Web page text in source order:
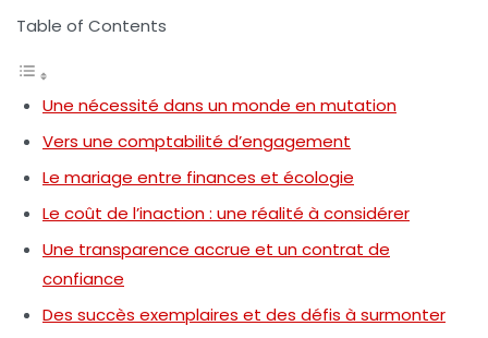
Table of Contents
Une nécessité dans un monde en mutation
Vers une comptabilité d’engagement
Le mariage entre finances et écologie
Le coût de l’inaction : une réalité à considérer
Une transparence accrue et un contrat de
confiance
Des succès exemplaires et des défis à surmonter